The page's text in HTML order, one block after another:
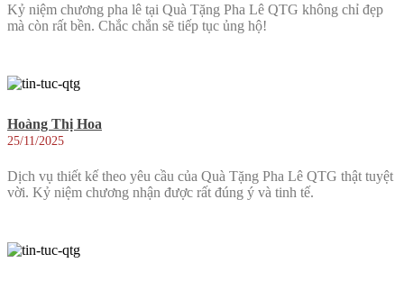
Kỷ niệm chương pha lê tại Quà Tặng Pha Lê QTG không chỉ đẹp
mà còn rất bền. Chắc chắn sẽ tiếp tục ủng hộ!
Hoàng Thị Hoa
25/11/2025
Dịch vụ thiết kế theo yêu cầu của Quà Tặng Pha Lê QTG thật tuyệt
vời. Kỷ niệm chương nhận được rất đúng ý và tinh tế.